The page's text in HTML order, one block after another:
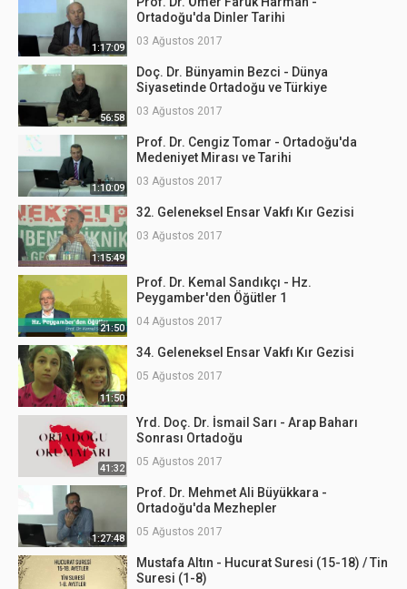
1:17:09
Ortadoğu'da Dinler Tarihi
03 Ağustos 2017
56:58
Doç. Dr. Bünyamin Bezci - Dünya
Siyasetinde Ortadoğu ve Türkiye
03 Ağustos 2017
1:10:09
Prof. Dr. Cengiz Tomar - Ortadoğu'da
Medeniyet Mirası ve Tarihi
03 Ağustos 2017
1:15:49
32. Geleneksel Ensar Vakfı Kır Gezisi
03 Ağustos 2017
21:50
Prof. Dr. Kemal Sandıkçı - Hz.
Peygamber'den Öğütler 1
04 Ağustos 2017
11:50
34. Geleneksel Ensar Vakfı Kır Gezisi
05 Ağustos 2017
41:32
Yrd. Doç. Dr. İsmail Sarı - Arap Baharı
Sonrası Ortadoğu
05 Ağustos 2017
1:27:48
Prof. Dr. Mehmet Ali Büyükkara -
Ortadoğu'da Mezhepler
05 Ağustos 2017
Mustafa Altın - Hucurat Suresi (15-18) / Tin
Suresi (1-8)